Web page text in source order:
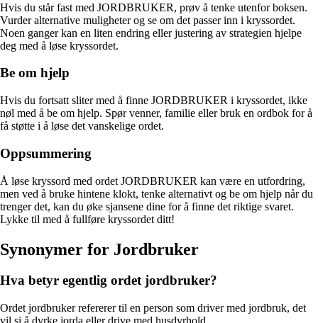
Hvis du står fast med JORDBRUKER, prøv å tenke utenfor boksen.
Vurder alternative muligheter og se om det passer inn i kryssordet.
Noen ganger kan en liten endring eller justering av strategien hjelpe
deg med å løse kryssordet.
Be om hjelp
Hvis du fortsatt sliter med å finne JORDBRUKER i kryssordet, ikke
nøl med å be om hjelp. Spør venner, familie eller bruk en ordbok for å
få støtte i å løse det vanskelige ordet.
Oppsummering
Å løse kryssord med ordet JORDBRUKER kan være en utfordring,
men ved å bruke hintene klokt, tenke alternativt og be om hjelp når du
trenger det, kan du øke sjansene dine for å finne det riktige svaret.
Lykke til med å fullføre kryssordet ditt!
Synonymer for Jordbruker
Hva betyr egentlig ordet jordbruker?
Ordet jordbruker refererer til en person som driver med jordbruk, det